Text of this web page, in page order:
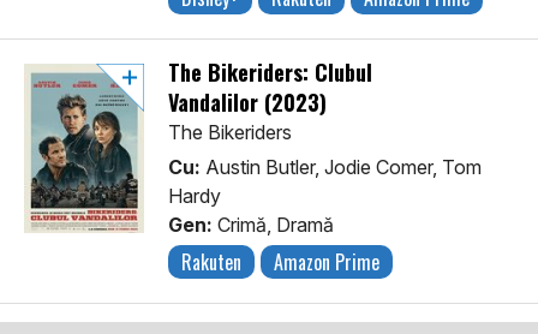
The Bikeriders: Clubul
Vandalilor (2023)
The Bikeriders
Cu: Austin Butler, Jodie Comer, Tom
Hardy
Gen: Crimă, Dramă
Rakuten Amazon Prime